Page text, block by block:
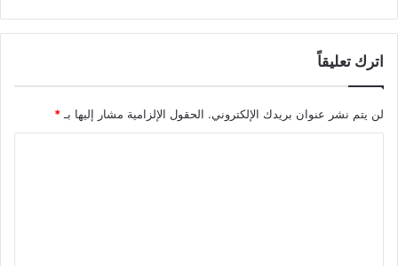
اترك تعليقاً
لن يتم نشر عنوان بريدك الإلكتروني. الحقول الإلزامية مشار إليها بـ*